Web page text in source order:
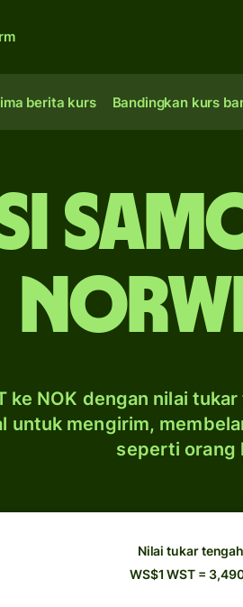
berita kurs Bandingkan kurs
ke NOK dengan nilai
untuk mengirim,
seperti orang
Nilai tukar tengah
WS$1 WST =